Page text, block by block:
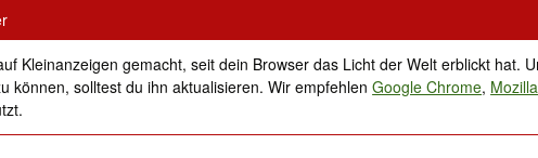
Kleinanzeigen gemacht, seit dein Browser das Licht der Welt erblickt hat.
können, solltest du ihn aktualisieren. Wir empfehlenGoogle Chrome,